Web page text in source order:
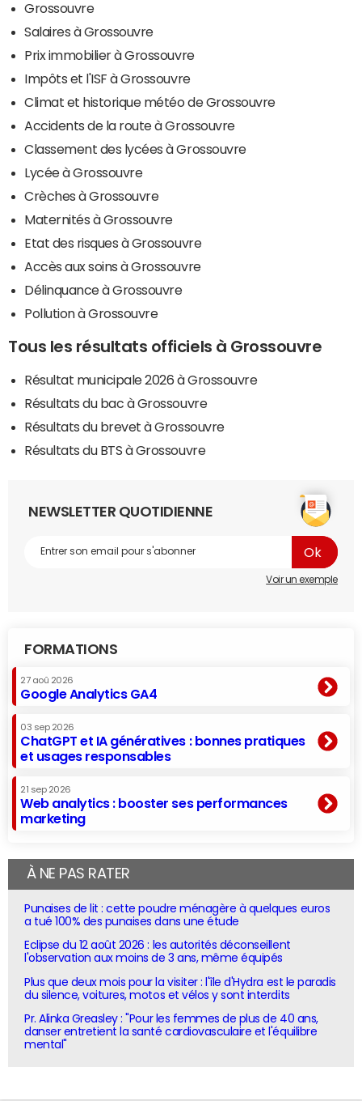
Grossouvre
Salaires à Grossouvre
Prix immobilier à Grossouvre
Impôts et l'ISF à Grossouvre
Climat et historique météo de Grossouvre
Accidents de la route à Grossouvre
Classement des lycées à Grossouvre
Lycée à Grossouvre
Crèches à Grossouvre
Maternités à Grossouvre
Etat des risques à Grossouvre
Accès aux soins à Grossouvre
Délinquance à Grossouvre
Pollution à Grossouvre
Tous les résultats officiels à Grossouvre
Résultat municipale 2026 à Grossouvre
Résultats du bac à Grossouvre
Résultats du brevet à Grossouvre
Résultats du BTS à Grossouvre
NEWSLETTER QUOTIDIENNE
Voir un exemple
FORMATIONS
27 aoû 2026
Google Analytics GA4
03 sep 2026
ChatGPT et IA génératives : bonnes pratiques
et usages responsables
21 sep 2026
Web analytics : booster ses performances
marketing
À NE PAS RATER
Punaises de lit : cette poudre ménagère à quelques euros
a tué 100% des punaises dans une étude
Eclipse du 12 août 2026 : les autorités déconseillent
l'observation aux moins de 3 ans, même équipés
Plus que deux mois pour la visiter : l'île d'Hydra est le paradis
du silence, voitures, motos et vélos y sont interdits
Pr. Alinka Greasley : "Pour les femmes de plus de 40 ans,
danser entretient la santé cardiovasculaire et l'équilibre
mental"